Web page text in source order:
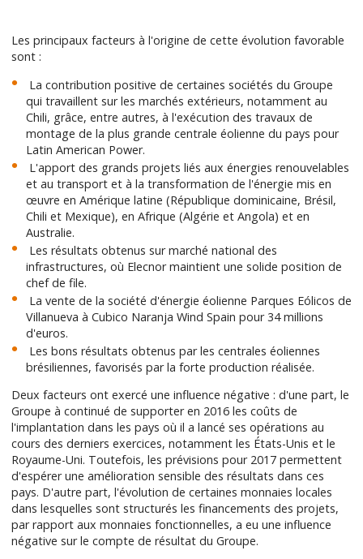
Les principaux facteurs à l'origine de cette évolution favorable
sont :
La contribution positive de certaines sociétés du Groupe
qui travaillent sur les marchés extérieurs, notamment au
Chili, grâce, entre autres, à l'exécution des travaux de
montage de la plus grande centrale éolienne du pays pour
Latin American Power.
L'apport des grands projets liés aux énergies renouvelables
et au transport et à la transformation de l'énergie mis en
œuvre en Amérique latine (République dominicaine, Brésil,
Chili et Mexique), en Afrique (Algérie et Angola) et en
Australie.
Les résultats obtenus sur marché national des
infrastructures, où Elecnor maintient une solide position de
chef de file.
La vente de la société d'énergie éolienne Parques Eólicos de
Villanueva à Cubico Naranja Wind Spain pour 34 millions
d'euros.
Les bons résultats obtenus par les centrales éoliennes
brésiliennes, favorisés par la forte production réalisée.
Deux facteurs ont exercé une influence négative : d'une part, le
Groupe à continué de supporter en 2016 les coûts de
l'implantation dans les pays où il a lancé ses opérations au
cours des derniers exercices, notamment les États-Unis et le
Royaume-Uni. Toutefois, les prévisions pour 2017 permettent
d'espérer une amélioration sensible des résultats dans ces
pays. D'autre part, l'évolution de certaines monnaies locales
dans lesquelles sont structurés les financements des projets,
par rapport aux monnaies fonctionnelles, a eu une influence
négative sur le compte de résultat du Groupe.